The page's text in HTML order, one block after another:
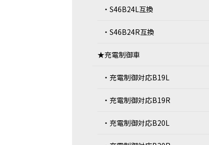
・S46B24L互換
・S46B24R互換
★充電制御車
・充電制御対応B19L
・充電制御対応B19R
・充電制御対応B20L